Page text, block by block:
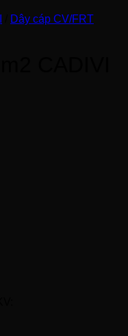
Dây cáp CV/FRT